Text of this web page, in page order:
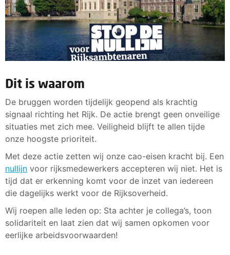
Dit is waarom
De bruggen worden tijdelijk geopend als krachtig
signaal richting het Rijk. De actie brengt geen onveilige
situaties met zich mee. Veiligheid blijft te allen tijde
onze hoogste prioriteit.
Met deze actie zetten wij onze cao-eisen kracht bij. Een
nullijn voor rijksmedewerkers accepteren wij niet. Het is
tijd dat er erkenning komt voor de inzet van iedereen
die dagelijks werkt voor de Rijksoverheid.
Wij roepen alle leden op: Sta achter je collega’s, toon
solidariteit en laat zien dat wij samen opkomen voor
eerlijke arbeidsvoorwaarden!